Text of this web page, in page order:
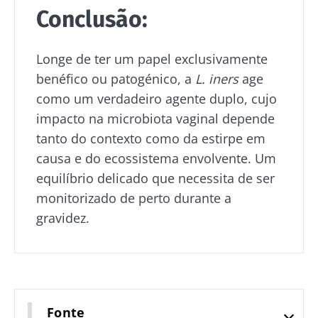
Conclusão:
Longe de ter um papel exclusivamente
benéfico ou patogénico, a L. inersage
como um verdadeiro agente duplo, cujo
impacto na microbiota vaginal depende
tanto do contexto como da estirpe em
causa e do ecossistema envolvente. Um
equilíbrio delicado que necessita de ser
monitorizado de perto durante a
gravidez.
Fonte